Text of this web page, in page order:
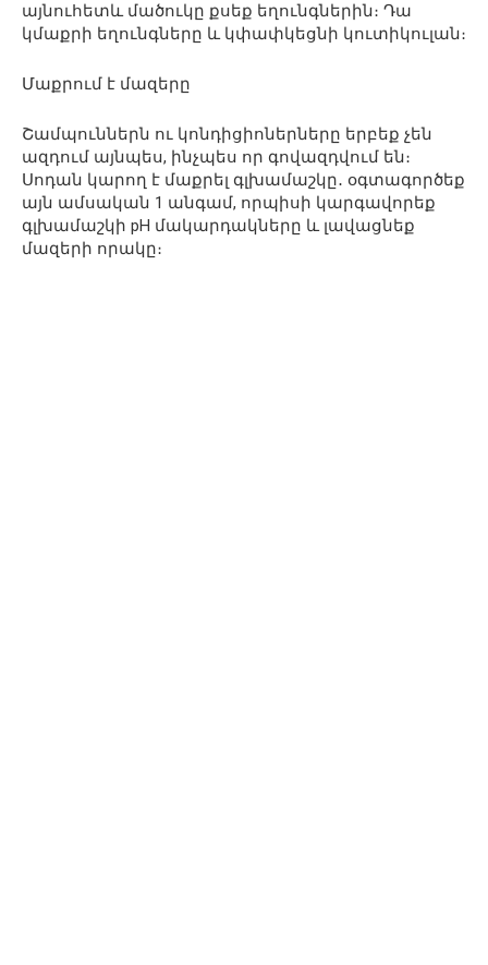
այնուհետև մածուկը քսեք եղունգներին։ Դա
կմաքրի եղունգները և կփափկեցնի կուտիկուլան։
Մաքրում է մազերը
Շամպուններն ու կոնդիցիոներները երբեք չեն
ազդում այնպես, ինչպես որ գովազդվում են։
Սոդան կարող է մաքրել գլխամաշկը․ օգտագործեք
այն ամսական 1 անգամ, որպիսի կարգավորեք
գլխամաշկի рН մակարդակները և լավացնեք
մազերի որակը։